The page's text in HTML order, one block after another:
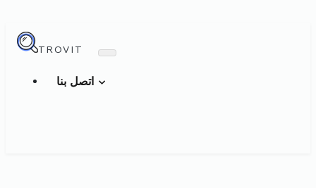
TROVIT